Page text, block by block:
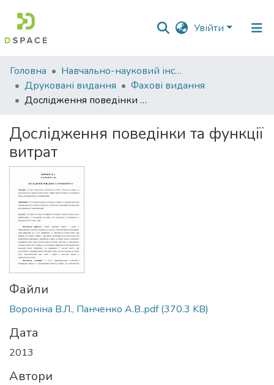
Увійти
Фонди
та
зібрання
Статистика
Головна
Навчально-науковий інститут економіки, управління, права та інформаційних технологій
Друковані видання
Фахові видання
Дослідження поведінки та функції витрат
Дослідження поведінки та функції
витрат
Файли
Вороніна В.Л., Панченко А.В..pdf(370.3 KB)
Дата
2013
Автори